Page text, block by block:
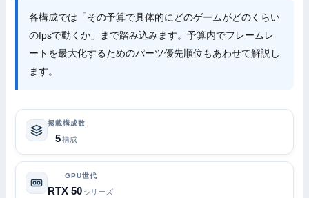
各構成では「その予算で具体的にどのゲームがどのくらい
のfpsで動くか」まで踏み込みます。予算内でフレームレ
ートを最大化するためのパーツ優先順位もあわせて解説し
ます。
掲載構成数
5構成
GPU世代
RTX 50 シリーズ